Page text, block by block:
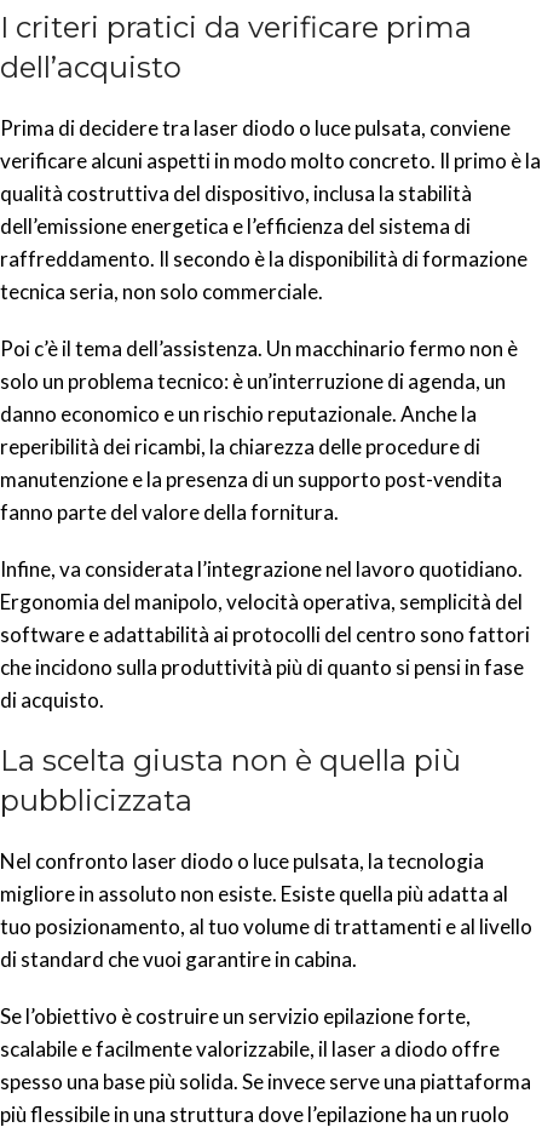
I criteri pratici da verificare prima
dell’acquisto
Prima di decidere tra laser diodo o luce pulsata, conviene
verificare alcuni aspetti in modo molto concreto. Il primo è la
qualità costruttiva del dispositivo, inclusa la stabilità
dell’emissione energetica e l’efficienza del sistema di
raffreddamento. Il secondo è la disponibilità di formazione
tecnica seria, non solo commerciale.
Poi c’è il tema dell’assistenza. Un macchinario fermo non è
solo un problema tecnico: è un’interruzione di agenda, un
danno economico e un rischio reputazionale. Anche la
reperibilità dei ricambi, la chiarezza delle procedure di
manutenzione e la presenza di un supporto post-vendita
fanno parte del valore della fornitura.
Infine, va considerata l’integrazione nel lavoro quotidiano.
Ergonomia del manipolo, velocità operativa, semplicità del
software e adattabilità ai protocolli del centro sono fattori
che incidono sulla produttività più di quanto si pensi in fase
di acquisto.
La scelta giusta non è quella più
pubblicizzata
Nel confronto laser diodo o luce pulsata, la tecnologia
migliore in assoluto non esiste. Esiste quella più adatta al
tuo posizionamento, al tuo volume di trattamenti e al livello
di standard che vuoi garantire in cabina.
Se l’obiettivo è costruire un servizio epilazione forte,
scalabile e facilmente valorizzabile, il laser a diodo offre
spesso una base più solida. Se invece serve una piattaforma
più flessibile in una struttura dove l’epilazione ha un ruolo